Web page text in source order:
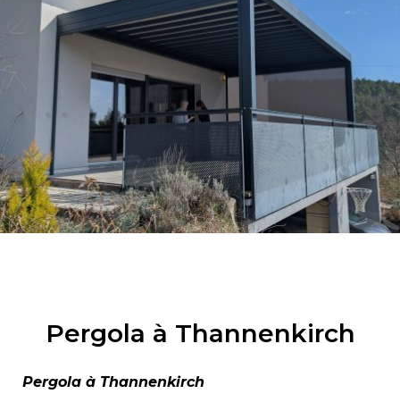
Pergola à Thannenkirch
Pergola à Thannenkirch